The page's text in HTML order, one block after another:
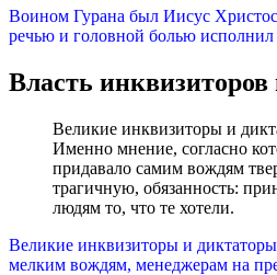
Воином Гурана был Иисус
речью и головной болью исполнил
Власть инквизиторов
Великие инквизиторы и
Именно мнение, согласно
придавало самим вождям
трагичную, обязанность:
людям то, что те хотели.
Великие инквизиторы и
мелким вождям, менеджерам на